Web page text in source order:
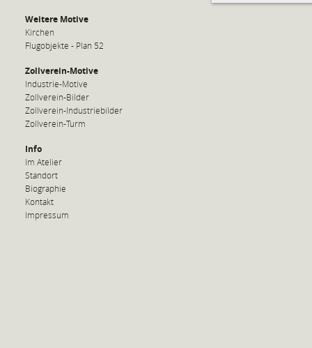
Weitere Motive
Kirchen
Flugobjekte - Plan 52
Zollverein-Motive
Industrie-Motive
Zollverein-Bilder
Zollverein-Industriebilder
Zollverein-Turm
Info
Im Atelier
Standort
Biographie
Kontakt
Impressum